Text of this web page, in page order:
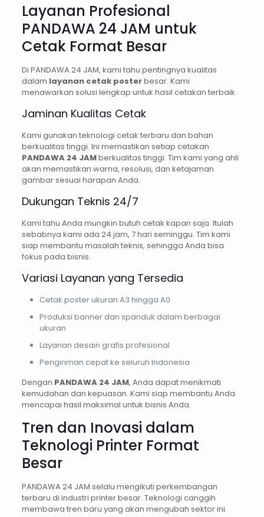
Layanan Profesional
PANDAWA 24 JAM untuk
Cetak Format Besar
Di PANDAWA 24 JAM, kami tahu pentingnya kualitas
dalam layanan cetak posterbesar. Kami
menawarkan solusi lengkap untuk hasil cetakan terbaik.
Jaminan Kualitas Cetak
Kami gunakan teknologi cetak terbaru dan bahan
berkualitas tinggi. Ini memastikan setiap cetakan
PANDAWA 24 JAMberkualitas tinggi. Tim kami yang ahli
akan memastikan warna, resolusi, dan ketajaman
gambar sesuai harapan Anda.
Dukungan Teknis 24/7
Kami tahu Anda mungkin butuh cetak kapan saja. Itulah
sebabnya kami ada 24 jam, 7 hari seminggu. Tim kami
siap membantu masalah teknis, sehingga Anda bisa
fokus pada bisnis.
Variasi Layanan yang Tersedia
Cetak poster ukuran A3 hingga A0
Produksi banner dan spanduk dalam berbagai
ukuran
Layanan desain grafis profesional
Pengiriman cepat ke seluruh Indonesia
Dengan PANDAWA 24 JAM, Anda dapat menikmati
kemudahan dan kepuasan. Kami siap membantu Anda
mencapai hasil maksimal untuk bisnis Anda.
Tren dan Inovasi dalam
Teknologi Printer Format
Besar
PANDAWA 24 JAM selalu mengikuti perkembangan
terbaru di industri printer besar. Teknologi canggih
membawa tren baru yang akan mengubah sektor ini.